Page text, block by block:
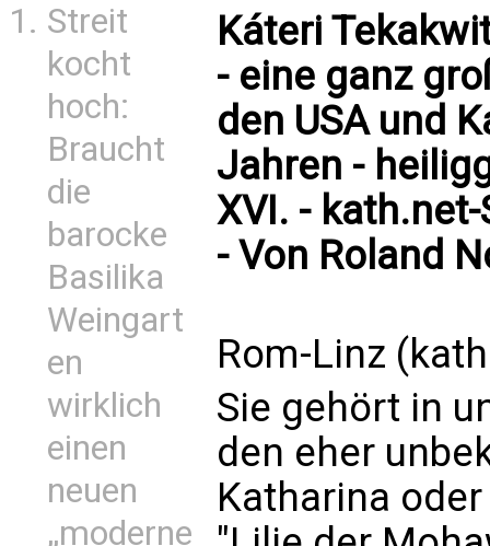
Streit
kocht
hoch:
Braucht
die
barocke
Basilika
Weingart
en
wirklich
einen
neuen
„moderne
Káteri
- eine ganz
den USA und
Jahren -
XVI. -
- Von Roland
Rom-Linz
Sie gehört in
den eher
Katharina